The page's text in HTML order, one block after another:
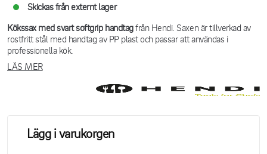
Skickas från externt lager
Kökssax med svart softgrip handtagfrån Hendi. Saxen är tillverkad av
rostfritt stål med handtag av PP plast och passar att användas i
professionella kök.
LÄS MER
Lägg i varukorgen